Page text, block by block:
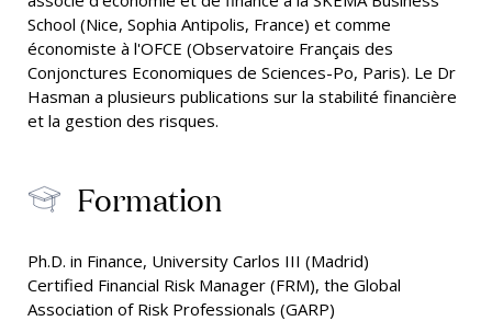
School (Nice, Sophia Antipolis, France) et comme
économiste à l'OFCE (Observatoire Français des
Conjonctures Economiques de Sciences-Po, Paris). Le Dr
Hasman a plusieurs publications sur la stabilité financière
et la gestion des risques.
Formation
Ph.D. in Finance, University Carlos III (Madrid)
Certified Financial Risk Manager (FRM), the Global
Association of Risk Professionals (GARP)